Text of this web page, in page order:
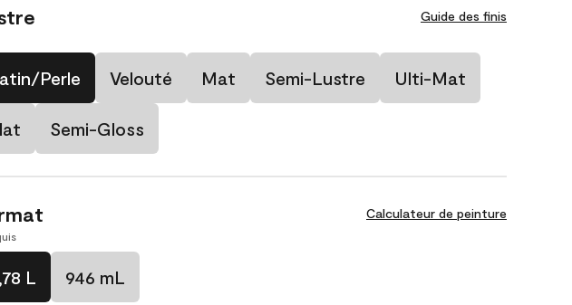
Guide des finis
Perle Velouté Mat Semi-Lustre Ulti-Mat
Semi-Gloss
Calculateur de peinture
L 946 mL